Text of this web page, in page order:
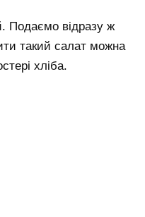
Подаємо відразу ж
такий салат можна
хліба.